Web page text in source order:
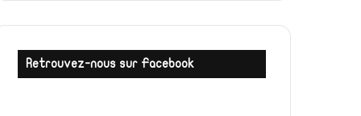
Retrouvez-nous sur Facebook